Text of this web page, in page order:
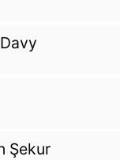
Şekur